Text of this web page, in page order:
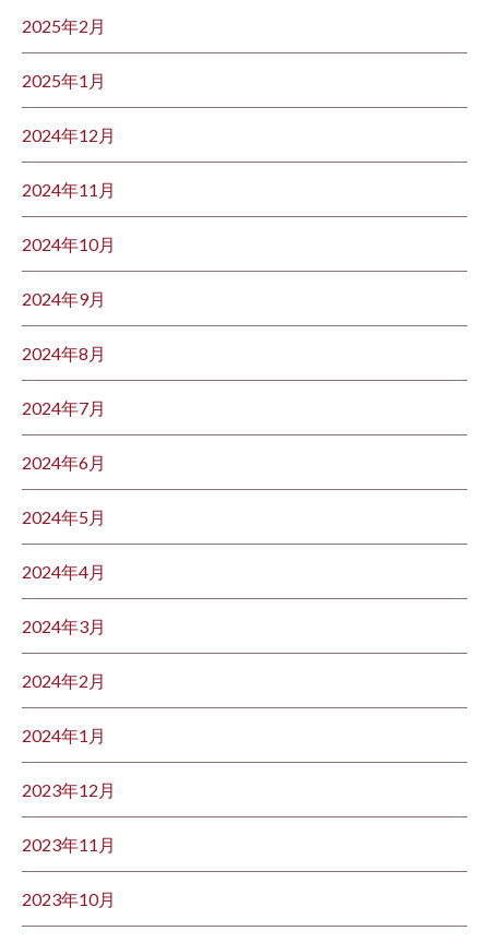
2025年2月
2025年1月
2024年12月
2024年11月
2024年10月
2024年9月
2024年8月
2024年7月
2024年6月
2024年5月
2024年4月
2024年3月
2024年2月
2024年1月
2023年12月
2023年11月
2023年10月